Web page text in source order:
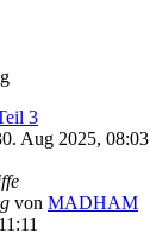
3
Aug 2025, 08:03
von MADHAM